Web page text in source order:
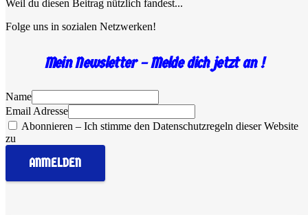
Weil du diesen Beitrag nützlich fandest...
Folge uns in sozialen Netzwerken!
Mein Newsletter – Melde dich jetzt an !
Name
Email Adresse
Abonnieren – Ich stimme den Datenschutzregeln dieser Website
zu